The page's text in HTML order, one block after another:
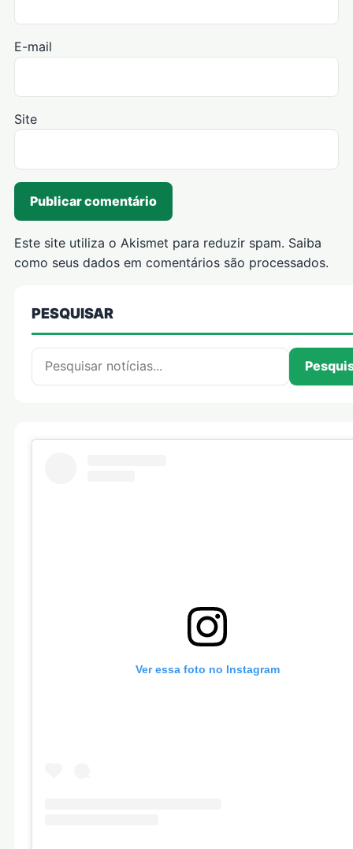
E-mail
Site
Este site utiliza o Akismet para reduzir spam. Saiba
como seus dados em comentários são processados.
PESQUISAR
Pesquisar por:
Ver essa foto no Instagram